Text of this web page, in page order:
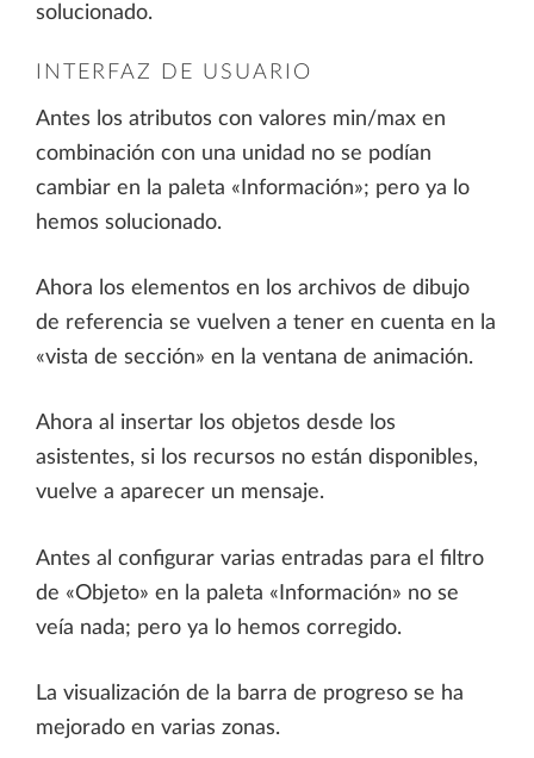
solucionado.
INTERFAZ DE USUARIO
Antes los atributos con valores min/max en
combinación con una unidad no se podían
cambiar en la paleta «Información»; pero ya lo
hemos solucionado.
Ahora los elementos en los archivos de dibujo
de referencia se vuelven a tener en cuenta en la
«vista de sección» en la ventana de animación.
Ahora al insertar los objetos desde los
asistentes, si los recursos no están disponibles,
vuelve a aparecer un mensaje.
Antes al configurar varias entradas para el filtro
de «Objeto» en la paleta «Información» no se
veía nada; pero ya lo hemos corregido.
La visualización de la barra de progreso se ha
mejorado en varias zonas.